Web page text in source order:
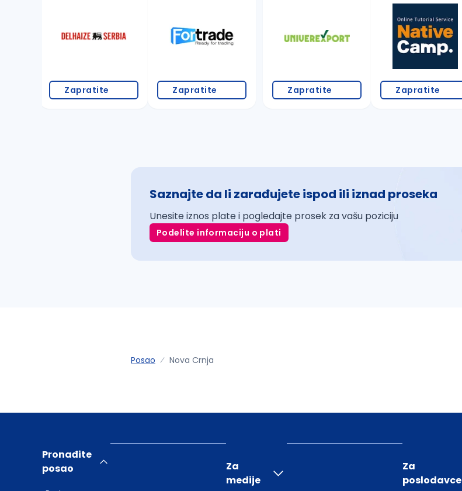
proverite pravopisne greške (koristite č, ć, š, đ, ž, dž)
povećajte radijus za odabrani grad
Zapratite Zapratite Zapratite Zapratite
Saznajte da li zarađujete ispod ili iznad proseka
Unesite iznos plate i pogledajte prosek za vašu poziciju
Podelite informaciju o plati
Posao Nova Crnja
Pronađite
posao
Za
medije
Za
poslodavce